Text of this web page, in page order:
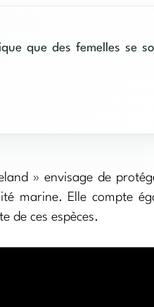
que des femelles se
» envisage de
marine. Elle compte
de ces espèces.